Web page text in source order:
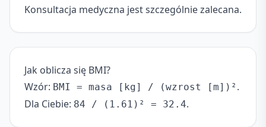
Konsultacja medyczna jest szczególnie zalecana.
Jak oblicza się BMI?
Wzór: BMI = masa [kg] / (wzrost [m])² .
Dla Ciebie: 84 / (1.61)² = 32.4.